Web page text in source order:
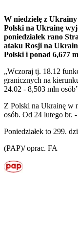
W niedzielę z Ukrainy
Polski na Ukrainę
poniedziałek rano
ataku Rosji na
Polski i ponad 6,677
„Wczoraj tj. 18.12
granicznych na
24.02 - 8,503 mln
Z Polski na Ukrainę w
osób. Od 24 lutego br.
Poniedziałek to 299.
(PAP)/ oprac. FA